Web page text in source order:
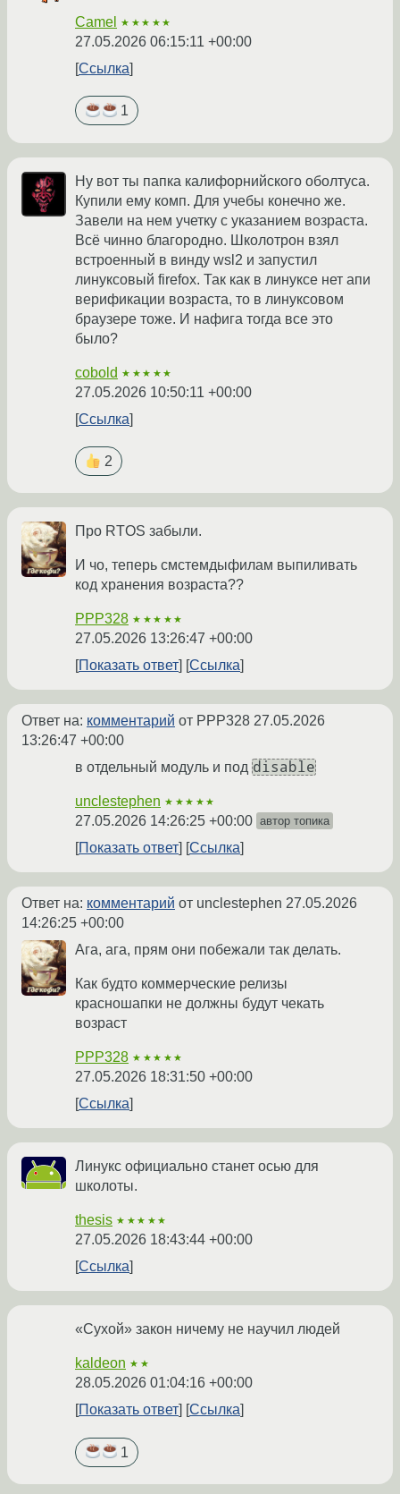
Camel ★★★★★
27.05.2026 06:15:11 +00:00
Ссылка
1
Ну вот ты папка калифорнийского оболтуса.
Купили ему комп. Для учебы конечно же.
Завели на нем учетку с указанием возраста.
Всё чинно благородно. Школотрон взял
встроенный в винду wsl2 и запустил
линуксовый firefox. Так как в линуксе нет апи
верификации возраста, то в линуксовом
браузере тоже. И нафига тогда все это
было?
cobold ★★★★★
27.05.2026 10:50:11 +00:00
Ссылка
2
Про RTOS забыли.
И чо, теперь смстемдыфилам выпиливать
код хранения возраста??
PPP328 ★★★★★
27.05.2026 13:26:47 +00:00
Показать ответ
Ссылка
Ответ на: комментарий от PPP328 27.05.2026
13:26:47 +00:00
в отдельный модуль и под disable
unclestephen ★★★★★
27.05.2026 14:26:25 +00:00 автор топика
Показать ответ Ссылка
Ответ на: комментарий от unclestephen 27.05.2026
14:26:25 +00:00
Ага, ага, прям они побежали так делать.
Как будто коммерческие релизы
красношапки не должны будут чекать
возраст
PPP328 ★★★★★
27.05.2026 18:31:50 +00:00
Ссылка
Линукс официально станет осью для
школоты.
thesis ★★★★★
27.05.2026 18:43:44 +00:00
Ссылка
«Сухой» закон ничему не научил людей
kaldeon ★★
28.05.2026 01:04:16 +00:00
Показать ответ
Ссылка
1